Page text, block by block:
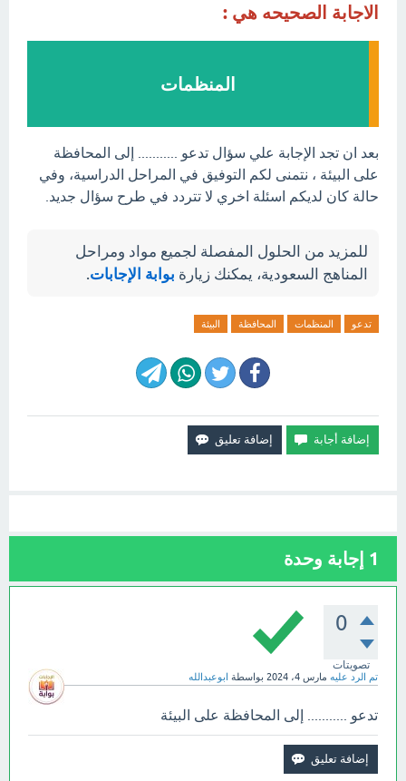
الاجابة الصحيحه هي :
المنظمات
بعد ان تجد الإجابة علي سؤال تدعو ........... إلى المحافظة
على البيئة ، نتمنى لكم التوفيق في المراحل الدراسية، وفي
حالة كان لديكم اسئلة اخري لا تتردد في طرح سؤال جديد.
للمزيد من الحلول المفصلة لجميع مواد ومراحل
المناهج السعودية، يمكنك زيارة بوابة الإجابات.
تدعو المنظمات المحافظة البيئة
1 إجابة وحدة
0
تصويتات
تم الرد عليه مارس 4، 2024 بواسطة ابوعبدالله
تدعو ........... إلى المحافظة على البيئة